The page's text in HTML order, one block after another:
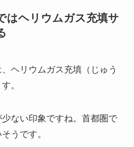
はヘリウムガス充填サ
ヘリウムガス充填（じゅう
。
ない印象ですね。首都圏で
うです。